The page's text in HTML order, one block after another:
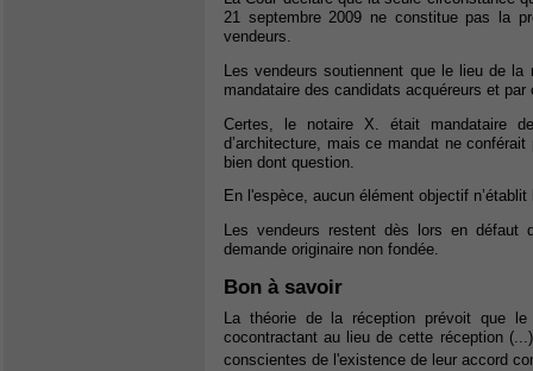
21 septembre 2009 ne constitue pas la
vendeurs.
Les vendeurs soutiennent que le lieu de
mandataire des candidats acquéreurs et
Certes, le notaire X. était mandataire
d’architecture, mais ce mandat ne
bien dont question.
En l'espèce, aucun élément objectif
Les vendeurs restent dès lors en
demande originaire non fondée.
Bon à savoir
La théorie de la réception prévoit que
cocontractant au lieu de cette réception
conscientes de l'existence de leur accord